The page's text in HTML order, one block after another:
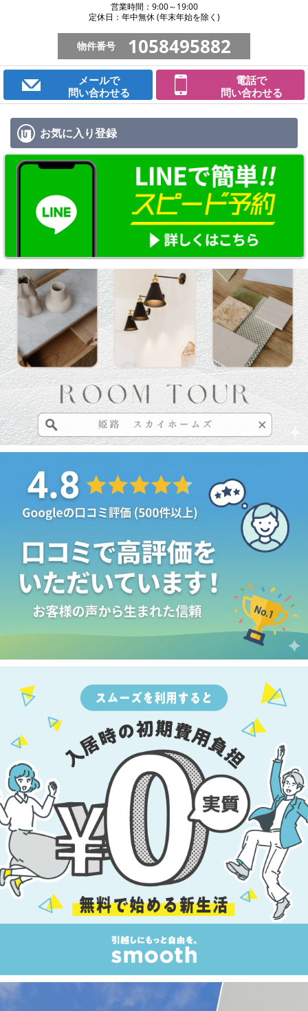
営業時間：9:00～19:00
定休日：年中無休 (年末年始を除く)
物件番号 1058495882
メールで
問い合わせる
電話で
問い合わせる
お気に入り登録